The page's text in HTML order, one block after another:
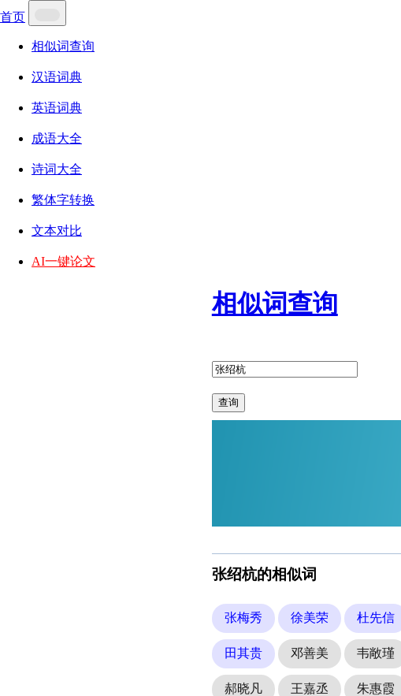
首页
相似词查询
汉语词典
英语词典
成语大全
诗词大全
繁体字转换
文本对比
AI一键论文
相似词查询
查询
张绍杭的相似词
张梅秀 徐美荣 杜先信
田其贵 邓善美 韦敞瑾
郝晓凡 王嘉丞 朱惠霞